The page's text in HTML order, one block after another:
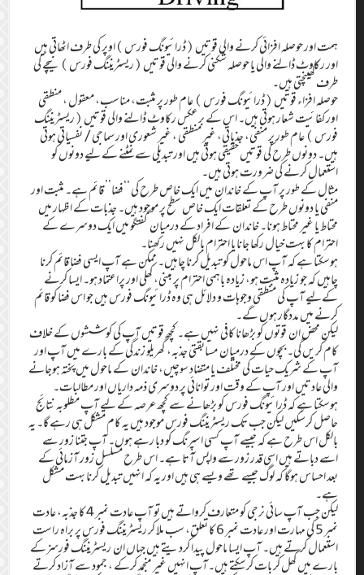
ہمت اور حوصلہ افزائی کرنے والی قوتیں (ڈرائیونگ فورس )اوپر کی طرف اٹھاتی ہیں
اور رکاوٹ ڈالنے والی یا حوصلہ شکنی کرنے والی قوتیں (ریسٹریننگ فورس )نیچے کی
طرف کھینچتی ہیں۔
حوصلہ افزاء قوتیں (ڈرائیونگ فورس ) عام طور پر مثبت، مناسب، معقول ، منطقی
اور کفائیت شعار ہوتی ہیں۔ اس کے برعکس رکاوٹ ڈالنے والی قوتیں (ریسٹریننگ
فورس ) عام طور پر منفی، جذباتی، غیر منطقی ، غیر شعوری اور سماجی/ نفسیاتی ہوتی
ہیں۔ دونوں طرح کی قوتیں حقیقی ہوتی ہیں اور تبدیلی سے نمٹنے کے لیے دونوں کو
استعمال کرنے کی ضرورت ہوتی ہیں۔
مثال کے طور پر آپ کے خاندان میں ایک خاص طرح کی ‘‘فضا’’ قائم ہے۔ مثبت اور
منفی یا دونوں طرح کے تعلقات ایک خاص سطح پر موجود ہیں۔ جذبات کے اظہار میں
محتاط یا غیر محتاط ہونا۔ خاندان کے افراد کے درمیان گفتگو میں ایک دوسرے کے
احترام کا بہت خیال رکھا جانا یا احترام بالکل نہیں رکھنا۔
ہوسکتا ہے کہ آپ اس ماحول کو تبدیل کرنا چاہیں۔ ممکن ہے آپ ایسی فضا قائم کرنا
چاہیں کہ جو زیادہ مثبت ہو، زیادہ باہمی احترام پر مبنی، کھلی اور پراعتماد ہو۔ ایسا کرنے
کےلیے آپ کی منطقی وجوہات و دلائل ہی وہ ڈرائیونگ فورس ہیں جو اس فضا کو قائم
کرنے میں مددگار ہوں گے۔
لیکن محض ان قوتوں کو بڑھانا کافی نہیں ہے۔ کچھ قوتیں آپ کی کوششوں کے خلاف
کام کریں گی۔ بچوں کے درمیان مسابقتی جذبہ، گھریلو زندگی کے بارے میں آپ اور
آپ کے شریک حیات کی مختلف یا متضاد سوچیں، خاندان کے ماحول میں پختہ ہوجانے
والی عادتیں اور آپ کے وقت اور توانائی پر دوسری ذمہ داریاں اور مطالبات۔
ہوسکتا ہے کہ ڈرائیونگ فورس کو بڑھانے سے کچھ عرصہ کے لیے آپ مطلوبہ نتائج
حاصل کرسکیں لیکن جب تک ریسٹریننگ فورس موجود ہیں یہ کام مشکل ہی رہے گا۔ یہ
بالکل اس طرح ہے کہ جیسے آپ کسی اسپرنگ کو دبا رہے ہوں۔ آپ جتنا زور سے
اسے دباتے ہیں اسی قدر زور سے واپس آتا ہے۔ اس طرح مسلسل زور آزمائی کے
بعد احساس ہوگا کہ لوگ جیسے تھے ویسے ہی ہیں اور یہ کہ انہیں تبدیل کرنا بہت مشکل
ہے۔
لیکن جب آپ سائی نرجی کو متعارف کرواتے ہیں تو آپ عادت نمبر 4 کا جذبہ، عادت
نمبر 5 کی مہارت اور عادت نمبر 6 کا تعلق، سب ملا کر ریسٹریننگ فورس پر براہ راست
استعمال کرتے ہیں۔ آپ ایسا ماحول پیدا کردیتے ہیں جہاں ان ریسٹریننگ فورسزکے
بارے میں کھل کر بات کرسکتے ہیں۔آپ انہیں غیر منجمد کرکے ، جمود سے آزاد کرتے